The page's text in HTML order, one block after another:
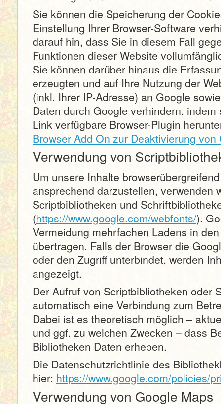
Sie können die Speicherung der
Einstellung Ihrer Browser-Software
darauf hin, dass Sie in diesem Fall
Funktionen dieser Website
Sie können darüber hinaus die
erzeugten und auf Ihre Nutzung der
(inkl. Ihrer IP-Adresse) an Google
Daten durch Google verhindern,
Link verfügbare Browser-Plugin
Browser Add On zur Deaktivierung
Verwendung von
Um unsere Inhalte
ansprechend darzustellen, verwenden
Scriptbibliotheken und
(https://www.google.com/webfonts/).
Vermeidung mehrfachen Ladens in
übertragen. Falls der Browser die
oder den Zugriff unterbindet, werden
angezeigt.
Der Aufruf von Scriptbibliotheken oder
automatisch eine Verbindung zum
Dabei ist es theoretisch möglich –
und ggf. zu welchen Zwecken – dass
Bibliotheken Daten erheben.
Die Datenschutzrichtlinie des
hier: https://www.google.com/policies/
Verwendung von Google Maps